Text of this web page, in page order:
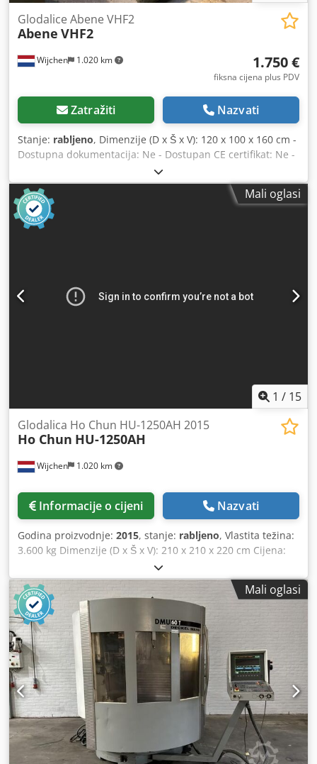
Wijchen 1.020 km
Glodalice Abene VHF2
Abene VHF2
1.750 €
fiksna cijena plus PDV
Zatražiti Nazvati
Stanje: rabljeno, Dimenzije (D x Š x V): 120 x 100 x 160 cm -
Dostupna dokumentacija: Ne - Dostupan CE certifikat: Ne -
Broj osi [kom]: 3 - Hod osi X [mm]: 550 - Hod osi Y [mm]:
200 - Hod osi Z [mm]: 500 - Duljina stola [mm]: 1000 -
Širina stola [mm]: 250 - Držač alata: ISO40 - Min. brzina
vretena [okr/min]: 44 - Maks. brzina vretena [okr/min]:
2000 - Dimenzije za transport: 1200 mm x 1000 mm x 1600
bilo koje vrijeme za sve proizvode iz industrijskog sektora
Csdozrx Rcopfx Ahroha Lukas van Rossum
Mali oglasi
1 / 15
Wijchen 1.020 km
Glodalica Ho Chun HU-1250AH 2015
Ho Chun HU-1250AH
Informacije o cijeni Nazvati
Godina proizvodnje: 2015, stanje: rabljeno, Vlastita težina:
3.600 kg Dimenzije (D x Š x V): 210 x 210 x 220 cm Cijena:
na upit - Godina proizvodnje: 2015 - Dostupna
dokumentacija: Da - CE oznaka prisutna: Da - CE certifikat
prisutan: Ne - Serijski broj: 5752 - Upravljanje: CNC -
Horizontalno/Vertikalno: Horizontalno i vertikalno - Marka
upravljačkog sustava: Heidenhain - Snaga [kW]: 12,0 - Broj
osi [kom]: 3 - X-os hod [mm]: 1250 - Y-os hod [mm]: 540 - Z-
os hod [mm]: 520 - Duljina stola [mm]: 1800 - Širina stola
[mm]: 400 - Prihvat alata: BT50 - Glavna snaga vretena
[kW]: 7,5 - Minimalni broj okretaja vretena [o/min]: 275 -
Maksimalni broj okretaja vretena [o/min]: 2000 - Alati
uključeni: Da - Transportne dimenzije: 2100 mm x 2100
mm x 2200 mm (d x š x v) - Transportna težina [kg]: 3600 kg
- Broj transportnih paketa [kom]: 2 Financijske informacije
PDV: Prikazana cijena je bez PDV-a PDV/Opcija obračuna
Mali oglasi